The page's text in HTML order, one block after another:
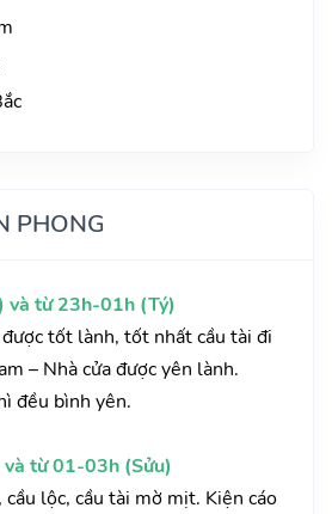
PHONG
và từ 23h-01h (Tý)
tốt lành, tốt nhất cầu tài đi
– Nhà cửa được yên lành.
đều bình yên.
từ 01-03h (Sửu)
lộc, cầu tài mờ mịt. Kiện cáo